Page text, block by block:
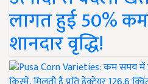
लागत हुई 50%
शानदार वृद्धि!